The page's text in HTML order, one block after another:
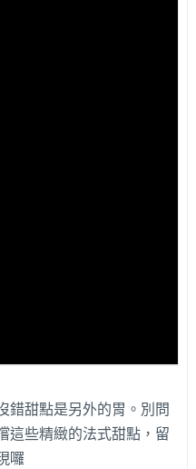
錯甜點是另外的胃。別問
這些精緻的法式甜點，留
囉